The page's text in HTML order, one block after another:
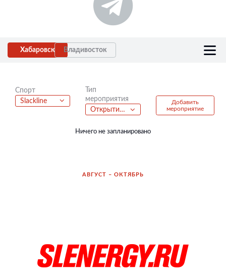
Хабаровск Владивосток
Спорт
Slackline
Тип
мероприятия
Открытие сезона
Добавить
мероприятие
Ничего не запланировано
АВГУСТ – ОКТЯБРЬ